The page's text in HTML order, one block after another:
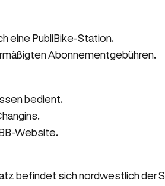
eine PubliBike-Station.
Abonnementgebühren.
bedient.
Website.
befindet sich nordwestlich der